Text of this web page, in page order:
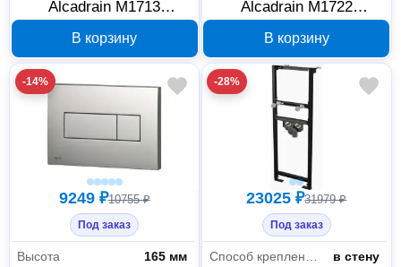
Alcadrain M1713
В корзину
Alcadrain M1722
В корзину
-14%
9249 ₽10755 ₽
Под заказ
Высота
165 мм
-28%
23025 ₽31979 ₽
Под заказ
Способ крепления
в стену